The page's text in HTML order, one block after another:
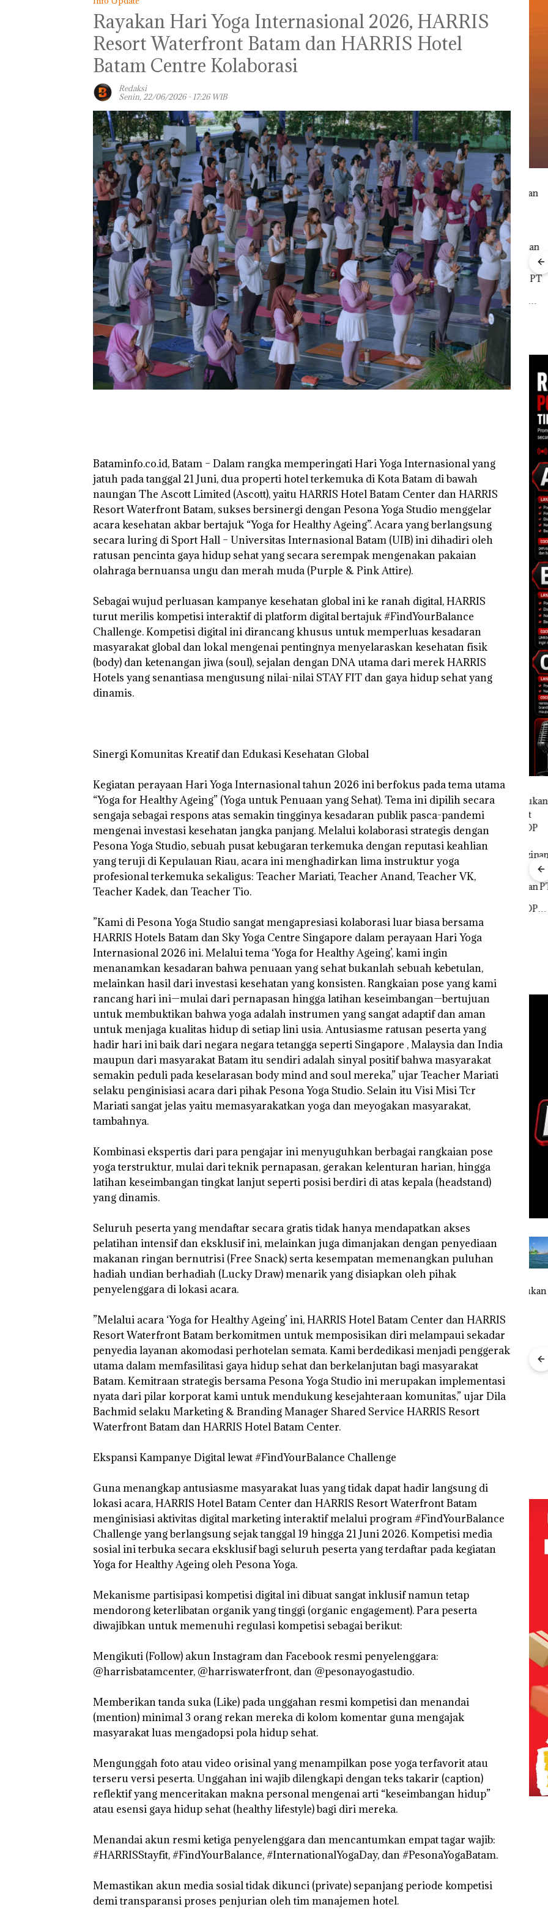
‎Rayakan Hari Yoga Internasional 2026, HARRIS
Resort Waterfront Batam dan HARRIS Hotel
Batam Centre Kolaborasi
Redaksi
Senin, 22/06/2026 - 17:26 WIB
‎Bataminfo.co.id, Batam – Dalam rangka memperingati Hari Yoga Internasional yang
jatuh pada tanggal 21 Juni, dua properti hotel terkemuka di Kota Batam di bawah
naungan The Ascott Limited (Ascott), yaitu HARRIS Hotel Batam Center dan HARRIS
Resort Waterfront Batam, sukses bersinergi dengan Pesona Yoga Studio menggelar
acara kesehatan akbar bertajuk “Yoga for Healthy Ageing”. Acara yang berlangsung
secara luring di Sport Hall – Universitas Internasional Batam (UIB) ini dihadiri oleh
ratusan pencinta gaya hidup sehat yang secara serempak mengenakan pakaian
olahraga bernuansa ungu dan merah muda (Purple & Pink Attire).
‎Sebagai wujud perluasan kampanye kesehatan global ini ke ranah digital, HARRIS
turut merilis kompetisi interaktif di platform digital bertajuk #FindYourBalance
Challenge. Kompetisi digital ini dirancang khusus untuk memperluas kesadaran
masyarakat global dan lokal mengenai pentingnya menyelaraskan kesehatan fisik
(body) dan ketenangan jiwa (soul), sejalan dengan DNA utama dari merek HARRIS
Hotels yang senantiasa mengusung nilai-nilai STAY FIT dan gaya hidup sehat yang
dinamis.
‎Sinergi Komunitas Kreatif dan Edukasi Kesehatan Global
‎Kegiatan perayaan Hari Yoga Internasional tahun 2026 ini berfokus pada tema utama
“Yoga for Healthy Ageing” (Yoga untuk Penuaan yang Sehat). Tema ini dipilih secara
sengaja sebagai respons atas semakin tingginya kesadaran publik pasca-pandemi
mengenai investasi kesehatan jangka panjang. Melalui kolaborasi strategis dengan
Pesona Yoga Studio, sebuah pusat kebugaran terkemuka dengan reputasi keahlian
yang teruji di Kepulauan Riau, acara ini menghadirkan lima instruktur yoga
profesional terkemuka sekaligus: Teacher Mariati, Teacher Anand, Teacher VK,
Teacher Kadek, dan Teacher Tio.
‎”Kami di Pesona Yoga Studio sangat mengapresiasi kolaborasi luar biasa bersama
HARRIS Hotels Batam dan Sky Yoga Centre Singapore dalam perayaan Hari Yoga
Internasional 2026 ini. Melalui tema ‘Yoga for Healthy Ageing’, kami ingin
menanamkan kesadaran bahwa penuaan yang sehat bukanlah sebuah kebetulan,
melainkan hasil dari investasi kesehatan yang konsisten. Rangkaian pose yang kami
rancang hari ini—mulai dari pernapasan hingga latihan keseimbangan—bertujuan
untuk membuktikan bahwa yoga adalah instrumen yang sangat adaptif dan aman
untuk menjaga kualitas hidup di setiap lini usia. Antusiasme ratusan peserta yang
hadir hari ini baik dari negara negara tetangga seperti Singapore , Malaysia dan India
maupun dari masyarakat Batam itu sendiri adalah sinyal positif bahwa masyarakat
semakin peduli pada keselarasan body mind and soul mereka,” ujar Teacher Mariati
selaku penginisiasi acara dari pihak Pesona Yoga Studio. Selain itu Visi Misi Tcr
Mariati sangat jelas yaitu memasyarakatkan yoga dan meyogakan masyarakat,
tambahnya.
‎Kombinasi ekspertis dari para pengajar ini menyuguhkan berbagai rangkaian pose
yoga terstruktur, mulai dari teknik pernapasan, gerakan kelenturan harian, hingga
latihan keseimbangan tingkat lanjut seperti posisi berdiri di atas kepala (headstand)
yang dinamis.
‎Seluruh peserta yang mendaftar secara gratis tidak hanya mendapatkan akses
pelatihan intensif dan eksklusif ini, melainkan juga dimanjakan dengan penyediaan
makanan ringan bernutrisi (Free Snack) serta kesempatan memenangkan puluhan
hadiah undian berhadiah (Lucky Draw) menarik yang disiapkan oleh pihak
penyelenggara di lokasi acara.
‎”Melalui acara ‘Yoga for Healthy Ageing’ ini, HARRIS Hotel Batam Center dan HARRIS
Resort Waterfront Batam berkomitmen untuk memposisikan diri melampaui sekadar
penyedia layanan akomodasi perhotelan semata. Kami berdedikasi menjadi penggerak
utama dalam memfasilitasi gaya hidup sehat dan berkelanjutan bagi masyarakat
Batam. Kemitraan strategis bersama Pesona Yoga Studio ini merupakan implementasi
nyata dari pilar korporat kami untuk mendukung kesejahteraan komunitas,” ujar Dila
Bachmid selaku Marketing & Branding Manager Shared Service HARRIS Resort
Waterfront Batam dan HARRIS Hotel Batam Center.
‎Ekspansi Kampanye Digital lewat #FindYourBalance Challenge
‎Guna menangkap antusiasme masyarakat luas yang tidak dapat hadir langsung di
lokasi acara, HARRIS Hotel Batam Center dan HARRIS Resort Waterfront Batam
menginisiasi aktivitas digital marketing interaktif melalui program #FindYourBalance
Challenge yang berlangsung sejak tanggal 19 hingga 21 Juni 2026. Kompetisi media
sosial ini terbuka secara eksklusif bagi seluruh peserta yang terdaftar pada kegiatan
Yoga for Healthy Ageing oleh Pesona Yoga.
‎Mekanisme partisipasi kompetisi digital ini dibuat sangat inklusif namun tetap
mendorong keterlibatan organik yang tinggi (organic engagement). Para peserta
diwajibkan untuk memenuhi regulasi kompetisi sebagai berikut:
‎Mengikuti (Follow) akun Instagram dan Facebook resmi penyelenggara:
@harrisbatamcenter, @harriswaterfront, dan @pesonayogastudio.
‎Memberikan tanda suka (Like) pada unggahan resmi kompetisi dan menandai
(mention) minimal 3 orang rekan mereka di kolom komentar guna mengajak
masyarakat luas mengadopsi pola hidup sehat.
‎Mengunggah foto atau video orisinal yang menampilkan pose yoga terfavorit atau
terseru versi peserta. Unggahan ini wajib dilengkapi dengan teks takarir (caption)
reflektif yang menceritakan makna personal mengenai arti “keseimbangan hidup”
atau esensi gaya hidup sehat (healthy lifestyle) bagi diri mereka.
‎Menandai akun resmi ketiga penyelenggara dan mencantumkan empat tagar wajib:
#HARRISStayfit, #FindYourBalance, #InternationalYogaDay, dan #PesonaYogaBatam.
‎Memastikan akun media sosial tidak dikunci (private) sepanjang periode kompetisi
demi transparansi proses penjurian oleh tim manajemen hotel.
Panglima TNI
Kunjungi Kepri,
Amsakar Sambut di
Batam Sebelum
Bertolak ke Lingga
Viral Promo Spa
Tampilkan Wanita
Berpakaian Minim,
Polisi dan Disparbud
Batam Turun Tangan ‎
‎Soal Pengerukan PT
McDermott
Indonesia, KSOP
Khusus Batam
Tegaskan Perizinan
Ada di BP Batam
Puluhan Tahun
‘Bodong’ Tapi Cuma
Sekolah Djuwita
Batam Segera
Ditutup!
Pendapatan Sebesar
12,7% Secara
Tahunan
Khusus Batam
Ada di BP Batam
Bukan
Pidana,
Lubuk Baja
Hentikan
Penyelidikan
Laporan
Anak Dibawa
Tanpa Izin:
Murni
Sengketa
Hak Asuh!
“Double
Winner”,
Melesat
Kibarkan
Merah Putih
Dua Kali di
Thailand
Dekan FIKP
UMRAH:
Sedimentasi
Laut di Kepri
Harus
Dibuktikan
Secara
Ilmiah,
Jangan
Sampai
Bertentangan
Konservasi
Puluhan
Tahun
‘Bodong’
Tapi Cuma
Desak
Sekolah
Batam
Segera
Ditutup!
Bisnis
Wholesale
Network
Catat
Pertumbuha
Tahunan
McDermott
Indonesia,
KSOP
Khusus
Batam
Tegaskan
Perizinan
Ada di BP
Batam